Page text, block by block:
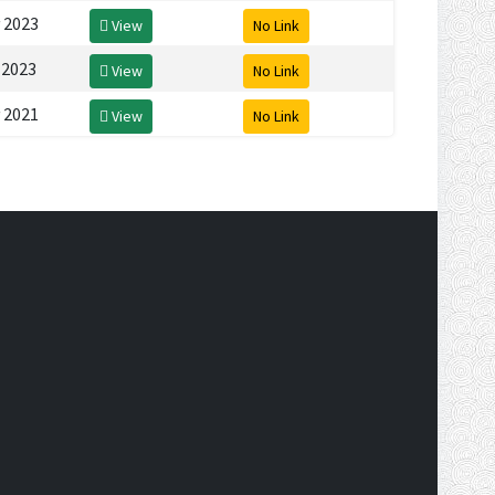
View No Link
View No Link
View No Link